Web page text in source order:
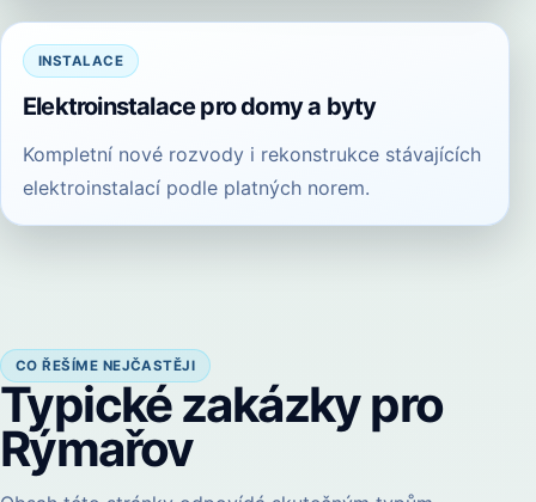
INSTALACE
Elektroinstalace pro domy a byty
Kompletní nové rozvody i rekonstrukce stávajících
elektroinstalací podle platných norem.
CO ŘEŠÍME NEJČASTĚJI
Typické zakázky pro
Rýmařov